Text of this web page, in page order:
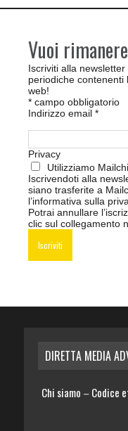
Vuoi
Iscriviti alla
periodiche contenenti
web!
* campo obbligatorio
Indirizzo email *
Privacy
Utilizziamo
Iscrivendoti alla
siano trasferite a
l’informativa sulla
Potrai annullare
clic sul collegamento
DIRETTA MEDIA
Chi siamo – Codice